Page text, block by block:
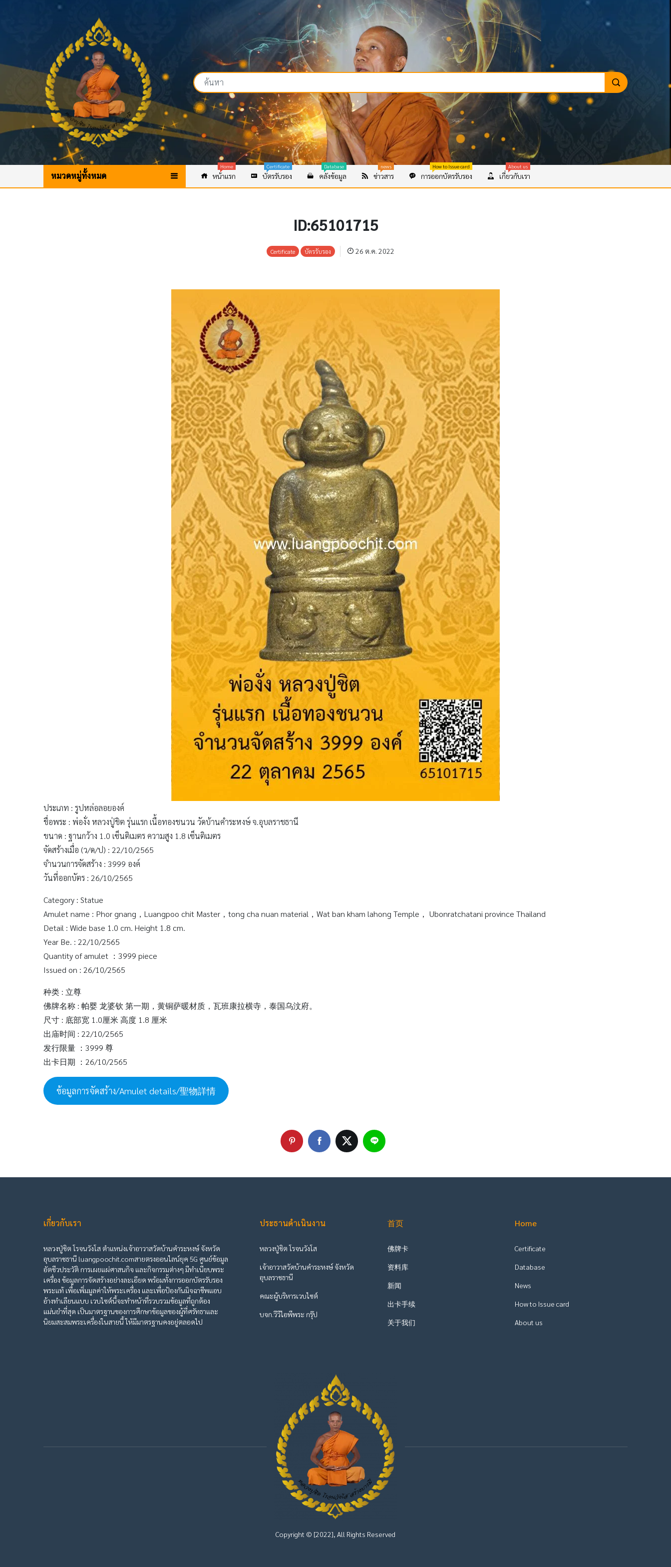
หมวดหมู่ทั้งหมด หน้าแรก
Home
บัตรรับรอง
Certificate
คลังข้อมูล
Database
ข่าวสาร
news
การออกบัตรรับรอง
How to Issue card
เกี่ยวกับเรา
About us
ID:65101715
Certificate บัตรรับรอง 26 ต.ค. 2022
ประเภท : รูปหล่อลอยองค์
ชื่อพระ : พ่องั่ง หลวงปู่ชิต รุ่นแรก เนื้อทองชนวน วัดบ้านคำระหงษ์ จ.อุบลราชธานี
ขนาด : ฐานกว้าง 1.0 เซ็นติเมตร ความสูง 1.8 เซ็นติเมตร
จัดสร้างเมื่อ (ว/ด/ป) : 22/10/2565
จำนวนการจัดสร้าง : 3999 องค์
วันที่ออกบัตร : 26/10/2565
Category : Statue
Amulet name : Phor gnang，Luangpoo chit Master，tong cha nuan material，Wat ban kham lahong Temple， Ubonratchatani province Thailand
Detail : Wide base 1.0 cm. Height 1.8 cm.
Year Be. : 22/10/2565
Quantity of amulet ：3999 piece
Issued on : 26/10/2565
种类 : 立尊
佛牌名称 : 帕婴 龙婆钦 第一期，黄铜萨暖材质，瓦班康拉横寺，泰国乌汶府。
尺寸 : 底部宽 1.0厘米 高度 1.8 厘米
出庙时间 : 22/10/2565
发行限量 ：3999 尊
出卡日期 ：26/10/2565
ข้อมูลการจัดสร้าง/Amulet details/聖物詳情
เกี่ยวกับเรา
หลวงปู่ชิต โรจนวังโส ตำแหน่งเจ้าอาวาสวัดบ้านคำระหงษ์ จังหวัด
อุบลราชธานี luangpoochit.comสายตรงออนไลน์ยุค 5G ศูนย์ข้อมูล
อัตชีวประวัติ การเผยแผ่ศาสนกิจ และกิจกรรมต่างๆ มีทำเนียบพระ
เครื่อง ข้อมูลการจัดสร้างอย่างละเอียด พร้อมทั้งการออกบัตรรับรอง
พระแท้ เพื่อเพิ่มมูลค่าให้พระเครื่อง และเพื่อป้องกันมิจฉาชีพแอบ
อ้างทำเลียนแบบ เวบไซต์นี้จะทำหน้าที่รวบรวมข้อมูลที่ถูกต้อง
แม่นยำที่สุด เป็นมาตรฐานของการศึกษาข้อมูลของผู้ที่ศรัทธาและ
นิยมสะสมพระเครื่องในสายนี้ ให้มีมาตรฐานคงอยู่ตลอดไป
ประธานดำเนินงาน
หลวงปู่ชิต โรจนวังโส
เจ้าอาวาสวัดบ้านคำระหงษ์ จังหวัด
อุบลราชธานี
คณะผู้บริหารเวบไซต์
บจก.วีวีไอพีพระ กรุ๊ป
首页
佛牌卡
资料库
新闻
出卡手续
关于我们
Home
Certificate
Database
News
How to Issue card
About us
Copyright © [2022], All Rights Reserved